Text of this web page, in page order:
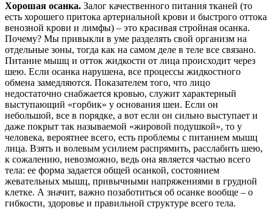
Хорошая осанка. Залог качественного питания тканей (то
есть хорошего притока артериальной крови и быстрого оттока
венозной крови и лимфы) – это красивая стройная осанка.
Почему? Мы привыкли в уме разделять свой организм на
отдельные зоны, тогда как на самом деле в теле все связано.
Питание мышц и отток жидкости от лица происходит через
шею. Если осанка нарушена, все процессы жидкостного
обмена замедляются. Показателем того, что лицо
недостаточно снабжается кровью, служит характерный
выступающий «горбик» у основания шеи. Если он
небольшой, все в порядке, а вот если он сильно выступает и
даже покрыт так называемой «жировой подушкой», то у
человека, вероятнее всего, есть проблемы с питанием мышц
лица. Взять и волевым усилием распрямить, расслабить шею,
к сожалению, невозможно, ведь она является частью всего
тела: ее форма задается общей осанкой, состоянием
жевательных мышц, привычными напряжениями в грудной
клетке. А значит, важно позаботиться об осанке вообще – о
гибкости, здоровье и правильной структуре всего тела.